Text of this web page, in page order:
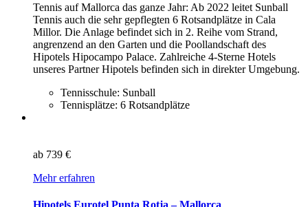
Tennis auf Mallorca das ganze Jahr: Ab 2022 leitet Sunball
Tennis auch die sehr gepflegten 6 Rotsandplätze in Cala
Millor. Die Anlage befindet sich in 2. Reihe vom Strand,
angrenzend an den Garten und die Poollandschaft des
Hipotels Hipocampo Palace. Zahlreiche 4-Sterne Hotels
unseres Partner Hipotels befinden sich in direkter Umgebung.
Tennisschule: Sunball
Tennisplätze: 6 Rotsandplätze
ab 739 €
Mehr erfahren